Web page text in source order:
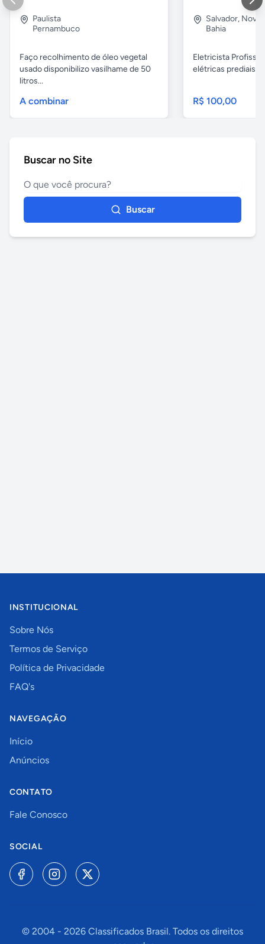
Paulista
Pernambuco
Faço recolhimento de óleo vegetal
usado disponibilizo vasilhame de 50
litros...
A combinar
Salvador, Nova
Bahia
Eletricista
elétricas prediais e
R$ 100,00
Buscar no Site
Buscar
INSTITUCIONAL
Sobre Nós
Termos de Serviço
Política de Privacidade
FAQ's
NAVEGAÇÃO
Início
Anúncios
CONTATO
Fale Conosco
SOCIAL
© 2004 - 2026 Classificados Brasil. Todos os direitos